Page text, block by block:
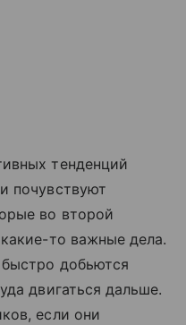
тенденций
почувствуют
во второй
то важные дела.
быстро добьются
двигаться дальше.
если они